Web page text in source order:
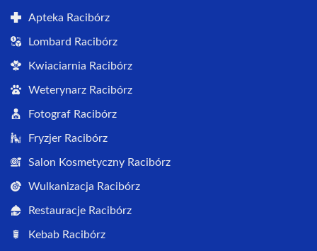
Apteka Racibórz
Lombard Racibórz
Kwiaciarnia Racibórz
Weterynarz Racibórz
Fotograf Racibórz
Fryzjer Racibórz
Salon Kosmetyczny Racibórz
Wulkanizacja Racibórz
Restauracje Racibórz
Kebab Racibórz